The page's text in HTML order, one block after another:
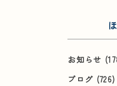
お知らせ
ブログ (726)